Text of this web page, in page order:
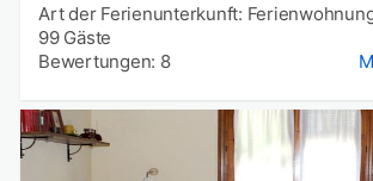
Art der Ferienunterkunft:
99 Gäste
Bewertungen: 8